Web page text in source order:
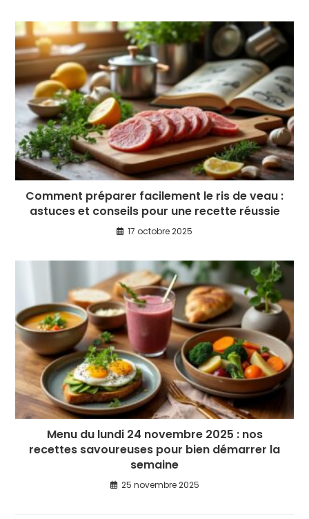
Comment préparer facilement le ris de veau :
astuces et conseils pour une recette réussie
17 octobre 2025
Menu du lundi 24 novembre 2025 : nos
recettes savoureuses pour bien démarrer la
semaine
25 novembre 2025